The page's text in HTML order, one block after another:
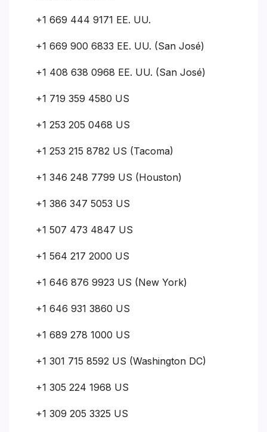
+1 669 444 9171 EE. UU.
+1 669 900 6833 EE. UU. (San José)
+1 408 638 0968 EE. UU. (San José)
+1 719 359 4580 US
+1 253 205 0468 US
+1 253 215 8782 US (Tacoma)
+1 346 248 7799 US (Houston)
+1 386 347 5053 US
+1 507 473 4847 US
+1 564 217 2000 US
+1 646 876 9923 US (New York)
+1 646 931 3860 US
+1 689 278 1000 US
+1 301 715 8592 US (Washington DC)
+1 305 224 1968 US
+1 309 205 3325 US